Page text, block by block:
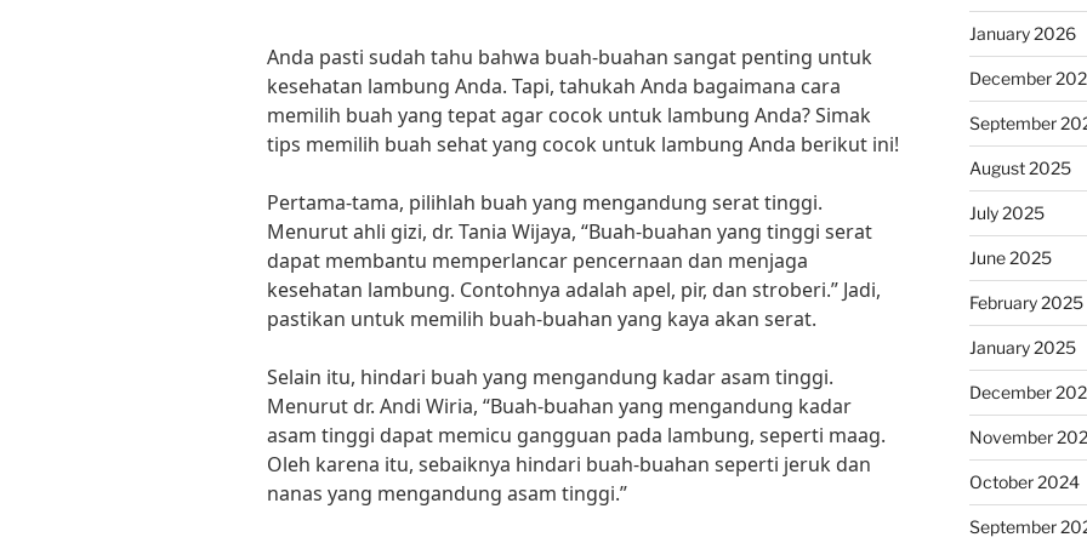
Anda pasti sudah tahu bahwa buah-buahan sangat penting untuk
kesehatan lambung Anda. Tapi, tahukah Anda bagaimana cara
memilih buah yang tepat agar cocok untuk lambung Anda? Simak
tips memilih buah sehat yang cocok untuk lambung Anda berikut ini!
Pertama-tama, pilihlah buah yang mengandung serat tinggi.
Menurut ahli gizi, dr. Tania Wijaya, “Buah-buahan yang tinggi serat
dapat membantu memperlancar pencernaan dan menjaga
kesehatan lambung. Contohnya adalah apel, pir, dan stroberi.” Jadi,
pastikan untuk memilih buah-buahan yang kaya akan serat.
Selain itu, hindari buah yang mengandung kadar asam tinggi.
Menurut dr. Andi Wiria, “Buah-buahan yang mengandung kadar
asam tinggi dapat memicu gangguan pada lambung, seperti maag.
Oleh karena itu, sebaiknya hindari buah-buahan seperti jeruk dan
nanas yang mengandung asam tinggi.”
January 2026
December
September
August 2025
July 2025
June 2025
February 2025
January 2025
December
November
October 2024
September